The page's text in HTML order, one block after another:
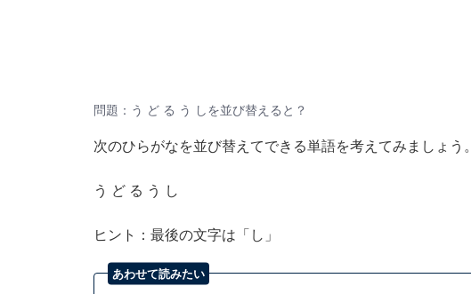
問題：う ど る う しを並び替えると？
次のひらがなを並び替えてできる単語を考えてみましょう。
う ど る う し
ヒント：最後の文字は「し」
あわせて読みたい